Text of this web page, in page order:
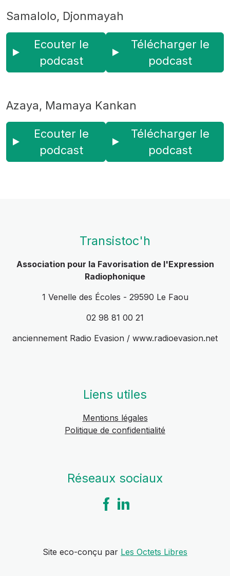
Samalolo, Djonmayah
Ecouter le
podcast
Télécharger le
podcast
Azaya, Mamaya Kankan
Ecouter le
podcast
Télécharger le
podcast
Transistoc'h
Association pour la Favorisation de l'Expression
Radiophonique
1 Venelle des Écoles - 29590 Le Faou
02 98 81 00 21
anciennement Radio Evasion / www.radioevasion.net
Liens utiles
Mentions légales
Politique de confidentialité
Réseaux sociaux
Site eco-conçu par Les Octets Libres